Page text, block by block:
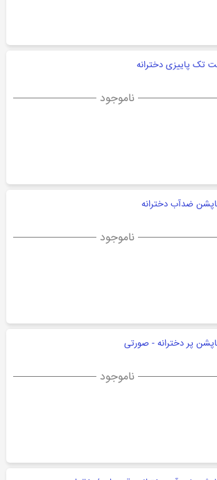
تک پاییزی دخترانه
ناموجود
ضدآب دخترانه
ناموجود
پر دخترانه - صورتی
ناموجود